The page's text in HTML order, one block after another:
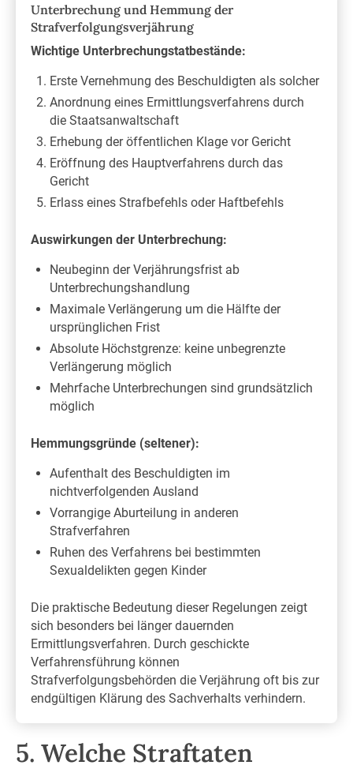
Unterbrechung und Hemmung der
Strafverfolgungsverjährung
Wichtige Unterbrechungstatbestände:
Erste Vernehmung des Beschuldigten als solcher
Anordnung eines Ermittlungsverfahrens durch
die Staatsanwaltschaft
Erhebung der öffentlichen Klage vor Gericht
Eröffnung des Hauptverfahrens durch das
Gericht
Erlass eines Strafbefehls oder Haftbefehls
Auswirkungen der Unterbrechung:
Neubeginn der Verjährungsfrist ab
Unterbrechungshandlung
Maximale Verlängerung um die Hälfte der
ursprünglichen Frist
Absolute Höchstgrenze: keine unbegrenzte
Verlängerung möglich
Mehrfache Unterbrechungen sind grundsätzlich
möglich
Hemmungsgründe (seltener):
Aufenthalt des Beschuldigten im
nichtverfolgenden Ausland
Vorrangige Aburteilung in anderen
Strafverfahren
Ruhen des Verfahrens bei bestimmten
Sexualdelikten gegen Kinder
Die praktische Bedeutung dieser Regelungen zeigt
sich besonders bei länger dauernden
Ermittlungsverfahren. Durch geschickte
Verfahrensführung können
Strafverfolgungsbehörden die Verjährung oft bis zur
endgültigen Klärung des Sachverhalts verhindern.
5. Welche Straftaten